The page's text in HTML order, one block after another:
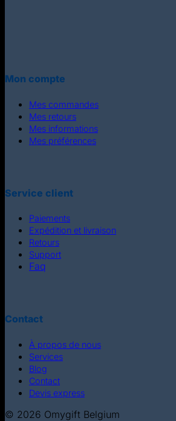
Mon compte
Mes commandes
Mes retours
Mes informations
Mes préférences
Service client
Paiements
Expédition et livraison
Retours
Support
Faq
Contact
À propos de nous
Services
Blog
Contact
Devis express
© 2026 Omygift Belgium